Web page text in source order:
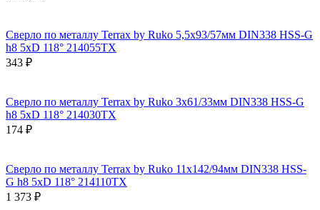
Сверло по металлу Terrax by Ruko 5,5x93/57мм DIN338 HSS-G
h8 5xD 118° 214055TX
343 ₽
Сверло по металлу Terrax by Ruko 3x61/33мм DIN338 HSS-G
h8 5xD 118° 214030TX
174 ₽
Сверло по металлу Terrax by Ruko 11x142/94мм DIN338 HSS-
G h8 5xD 118° 214110TX
1 373 ₽